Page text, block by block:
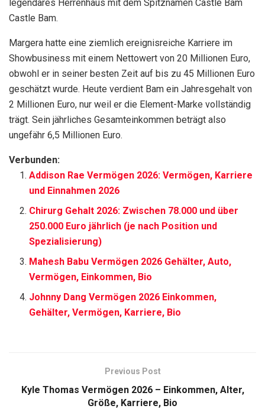
legendäres Herrenhaus mit dem Spitznamen Castle Bam
Castle Bam.
Margera hatte eine ziemlich ereignisreiche Karriere im
Showbusiness mit einem Nettowert von 20 Millionen Euro,
obwohl er in seiner besten Zeit auf bis zu 45 Millionen Euro
geschätzt wurde. Heute verdient Bam ein Jahresgehalt von
2 Millionen Euro, nur weil er die Element-Marke vollständig
trägt. Sein jährliches Gesamteinkommen beträgt also
ungefähr 6,5 Millionen Euro.
Verbunden:
Addison Rae Vermögen 2026: Vermögen, Karriere
und Einnahmen 2026
Chirurg Gehalt 2026: Zwischen 78.000 und über
250.000 Euro jährlich (je nach Position und
Spezialisierung)
Mahesh Babu Vermögen 2026 Gehälter, Auto,
Vermögen, Einkommen, Bio
Johnny Dang Vermögen 2026 Einkommen,
Gehälter, Vermögen, Karriere, Bio
Previous Post
Kyle Thomas Vermögen 2026 – Einkommen, Alter,
Größe, Karriere, Bio